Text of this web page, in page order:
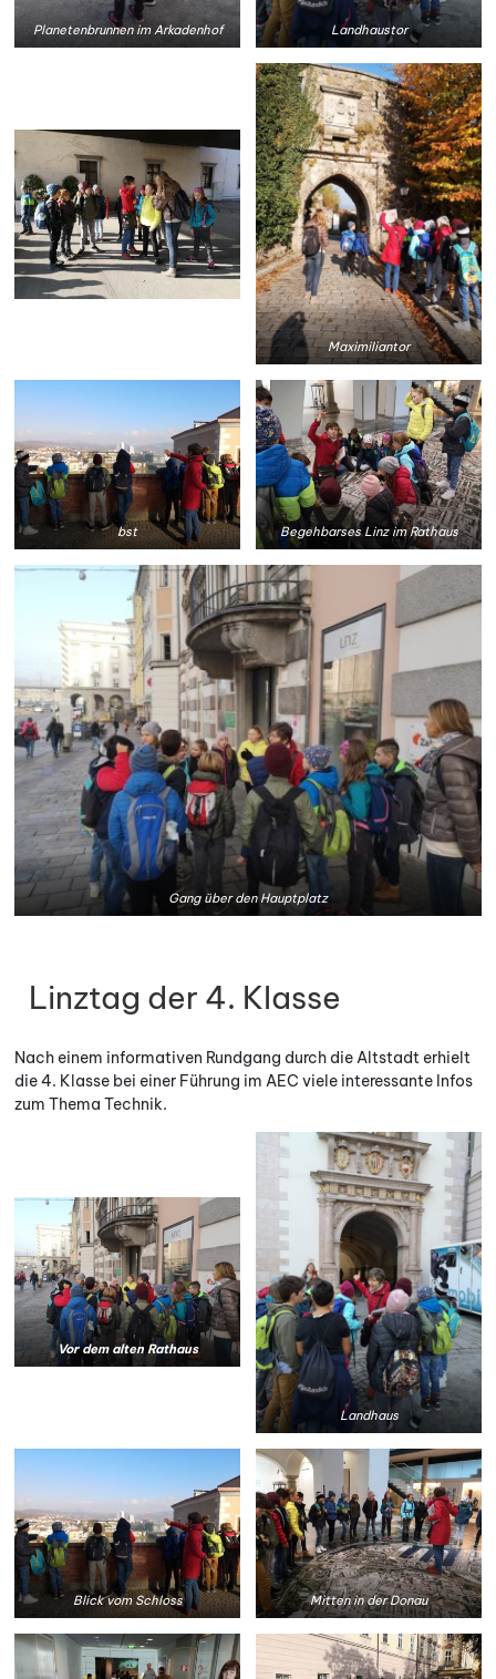
Planetenbrunnen im Arkadenhof Landhaustor
Maximiliantor
bst Begehbarses Linz im Rathaus
Gang über den Hauptplatz
Linztag der 4. Klasse
Nach einem informativen Rundgang durch die Altstadt erhielt
die 4. Klasse bei einer Führung im AEC viele interessante Infos
zum Thema Technik.
Vor dem alten Rathaus
Landhaus
Blick vom Schloss Mitten in der Donau